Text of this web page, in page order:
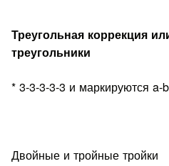
Треугольная коррекция
треугольники
* 3-3-3-3-3 и маркируются a-
Двойные и тройные тройки